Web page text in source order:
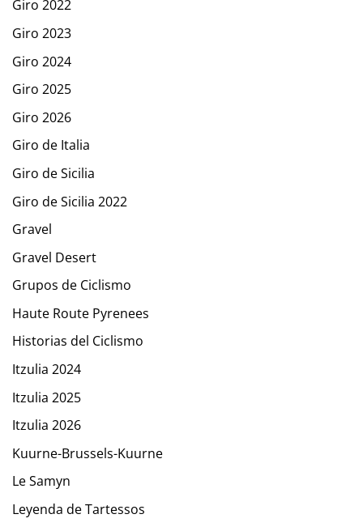
Giro 2022
Giro 2023
Giro 2024
Giro 2025
Giro 2026
Giro de Italia
Giro de Sicilia
Giro de Sicilia 2022
Gravel
Gravel Desert
Grupos de Ciclismo
Haute Route Pyrenees
Historias del Ciclismo
Itzulia 2024
Itzulia 2025
Itzulia 2026
Kuurne-Brussels-Kuurne
Le Samyn
Leyenda de Tartessos